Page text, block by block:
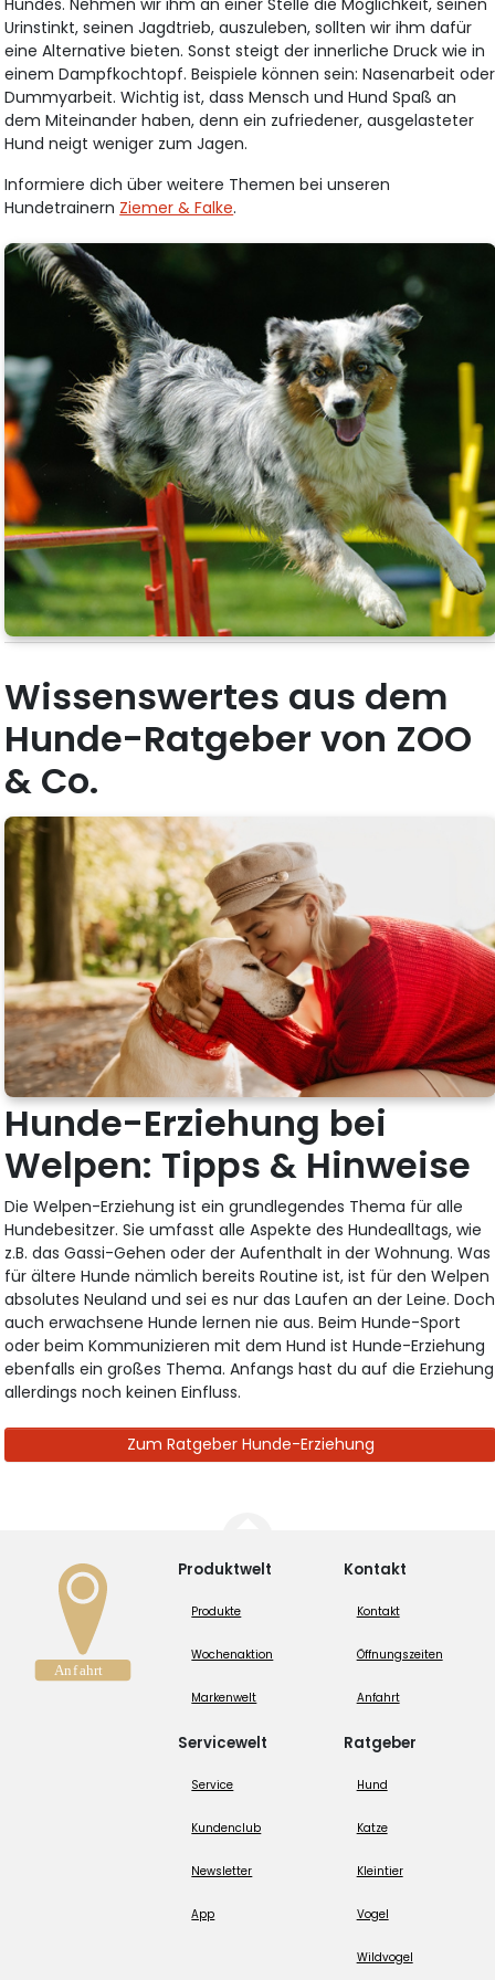
Urinstinkt, seinen Jagdtrieb, auszuleben, sollten wir ihm dafür
eine Alternative bieten. Sonst steigt der innerliche Druck wie in
einem Dampfkochtopf. Beispiele können sein: Nasenarbeit oder
Dummyarbeit. Wichtig ist, dass Mensch und Hund Spaß an
dem Miteinander haben, denn ein zufriedener, ausgelasteter
Hund neigt weniger zum Jagen.
Informiere dich über weitere Themen bei unseren
Hundetrainern Ziemer & Falke.
Wissenswertes aus dem
Hunde-Ratgeber von ZOO
& Co.
Hunde-Erziehung bei
Welpen: Tipps & Hinweise
Die Welpen-Erziehung ist ein grundlegendes Thema für alle
Hundebesitzer. Sie umfasst alle Aspekte des Hundealltags, wie
z.B. das Gassi-Gehen oder der Aufenthalt in der Wohnung. Was
für ältere Hunde nämlich bereits Routine ist, ist für den Welpen
absolutes Neuland und sei es nur das Laufen an der Leine. Doch
auch erwachsene Hunde lernen nie aus. Beim Hunde-Sport
oder beim Kommunizieren mit dem Hund ist Hunde-Erziehung
ebenfalls ein großes Thema. Anfangs hast du auf die Erziehung
allerdings noch keinen Einfluss.
Zum Ratgeber Hunde-Erziehung
Produktwelt
Produkte
Wochenaktion
Markenwelt
Servicewelt
Service
Kundenclub
Newsletter
App
Kontakt
Kontakt
Öffnungszeiten
Anfahrt
Ratgeber
Hund
Katze
Kleintier
Vogel
Wildvogel